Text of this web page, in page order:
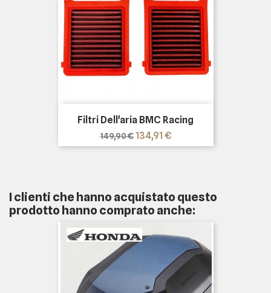
Filtri Dell'aria BMC Racing
Prezzo
base
149,90 € Prezzo
134,91 €
I clienti che hanno acquistato questo
prodotto hanno comprato anche: